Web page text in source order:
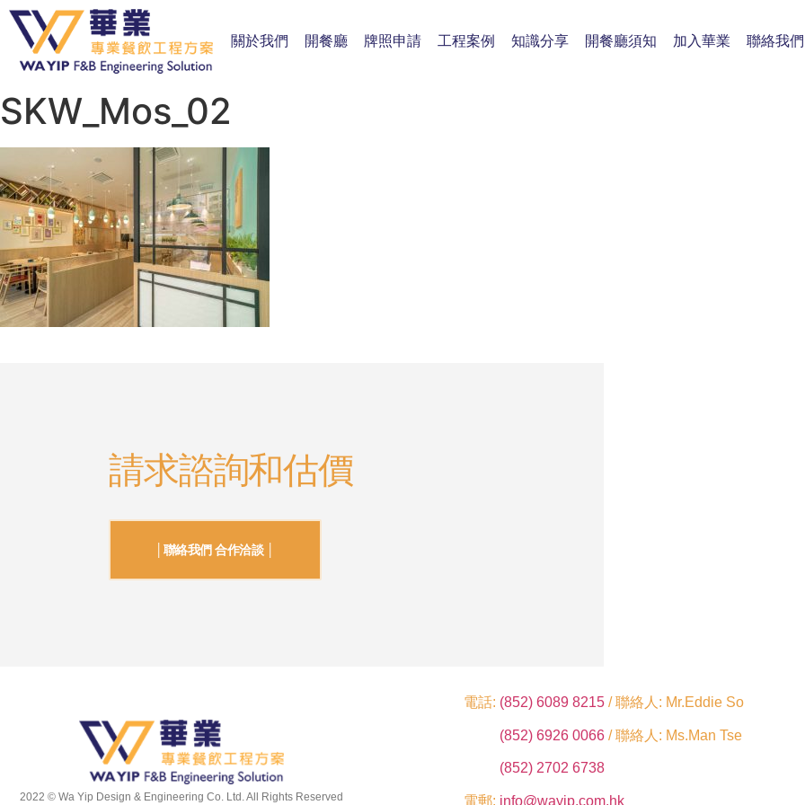
關於我們 開餐廳 牌照申請 工程案例 知識分享 開餐廳須知 加入華業 聯絡我們
SKW_Mos_02
請求諮詢和估價
│聯絡我們 合作洽談 │
2022 © Wa Yip Design & Engineering Co. Ltd. All Rights Reserved
電話: (852) 6089 8215 / 聯絡人: Mr.Eddie So
(852) 6926 0066/ 聯絡人: Ms.Man Tse
(852) 2702 6738
電郵: info@wayip.com.hk